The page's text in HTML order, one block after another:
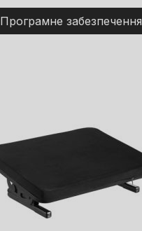
Програмне забезпечення